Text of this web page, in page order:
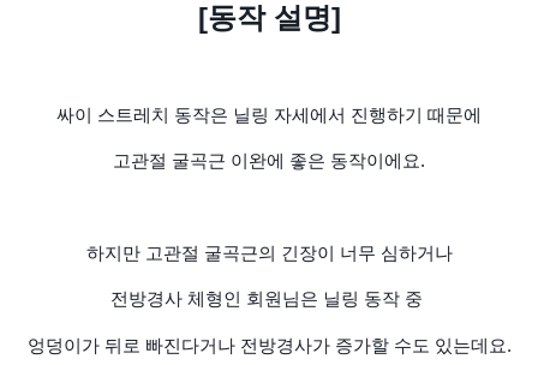
[동작 설명]
싸이 스트레치 동작은 닐링 자세에서 진행하기 때문에
고관절 굴곡근 이완에 좋은 동작이에요.
하지만 고관절 굴곡근의 긴장이 너무 심하거나
전방경사 체형인 회원님은 닐링 동작 중
엉덩이가 뒤로 빠진다거나 전방경사가 증가할 수도 있는데요.